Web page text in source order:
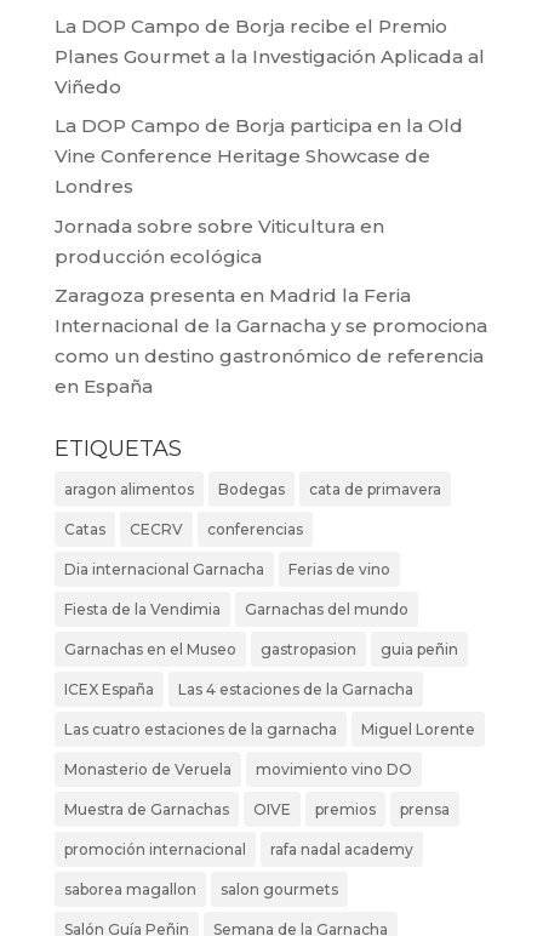
La DOP Campo de Borja recibe el Premio
Planes Gourmet a la Investigación Aplicada al
Viñedo
La DOP Campo de Borja participa en la Old
Vine Conference Heritage Showcase de
Londres
Jornada sobre sobre Viticultura en
producción ecológica
Zaragoza presenta en Madrid la Feria
Internacional de la Garnacha y se promociona
como un destino gastronómico de referencia
en España
ETIQUETAS
aragon alimentos Bodegas cata de primavera
Catas CECRV conferencias
Dia internacional Garnacha Ferias de vino
Fiesta de la Vendimia Garnachas del mundo
Garnachas en el Museo gastropasion guia peñin
ICEX España Las 4 estaciones de la Garnacha
Las cuatro estaciones de la garnacha Miguel Lorente
Monasterio de Veruela movimiento vino DO
Muestra de Garnachas OIVE premios prensa
promoción internacional rafa nadal academy
saborea magallon salon gourmets
Salón Guía Peñin Semana de la Garnacha